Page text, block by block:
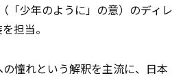
「少年のように」の意）のディレ
担当。
憧れという解釈を主流に、日本